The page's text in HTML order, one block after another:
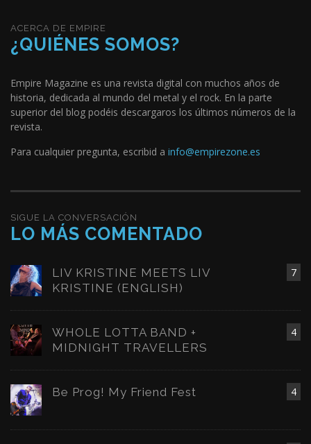
ACERCA DE EMPIRE
¿QUIÉNES SOMOS?
Empire Magazine es una revista digital con muchos años de
historia, dedicada al mundo del metal y el rock. En la parte
superior del blog podéis descargaros los últimos números de la
revista.
Para cualquier pregunta, escribid a info@empirezone.es
SIGUE LA CONVERSACIÓN
LO MÁS COMENTADO
7
LIV KRISTINE MEETS LIV
KRISTINE (ENGLISH)
4
WHOLE LOTTA BAND +
MIDNIGHT TRAVELLERS
4
Be Prog! My Friend Fest